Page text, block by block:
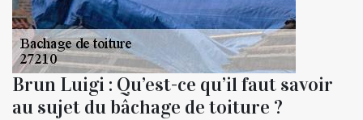
Brun Luigi : Qu’est-ce qu’il faut savoir
au sujet du bâchage de toiture ?